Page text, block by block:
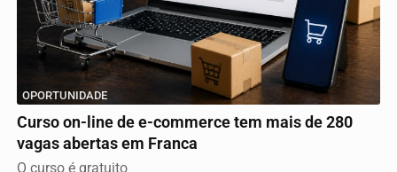
OPORTUNIDADE
Curso on-line de e-commerce tem mais de 280
vagas abertas em Franca
O curso é gratuito